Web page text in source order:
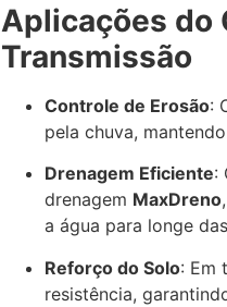
Aplicações do
Transmissão
Controle de Erosão:
pela chuva,
Drenagem Eficiente:
drenagem MaxDreno
a água para longe
Reforço do Solo: Em
resistência,